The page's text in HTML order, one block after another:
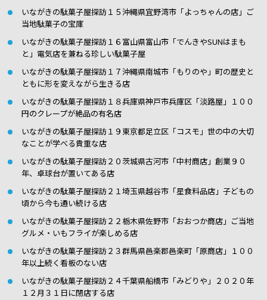
いながきの駄菓子屋探訪１５沖縄県宜野湾市「よっちゃんの店」ご
当地駄菓子の宝庫
いながきの駄菓子屋探訪１６富山県富山市「でんきやSUNはまも
と」電気店を兼ねる珍しい駄菓子屋
いながきの駄菓子屋探訪１７沖縄県南城市「もりのや」町の歴史と
ともに形を変えながら生きる店
いながきの駄菓子屋探訪１８兵庫県神戸市兵庫区「淡路屋」１００
円のクレープが絶品の有名店
いながきの駄菓子屋探訪１９東京都足立区「コスモ」世の中の大切
なことが学べる貴重な店
いながきの駄菓子屋探訪２０茨城県古河市「中村商店」創業９０
年、卓球台が置いてある店
いながきの駄菓子屋探訪２１埼玉県越谷市「星食料品店」子どもの
頃から今も通い続ける店
いながきの駄菓子屋探訪２２栃木県佐野市「おおつか商店」ご当地
グルメ・いもフライが楽しめる店
いながきの駄菓子屋探訪２３群馬県邑楽郡邑楽町「原商店」１００
年以上続く看板のない店
いながきの駄菓子屋探訪２４千葉県船橋市「みどりや」２０２０年
１２月３１日に閉店する店